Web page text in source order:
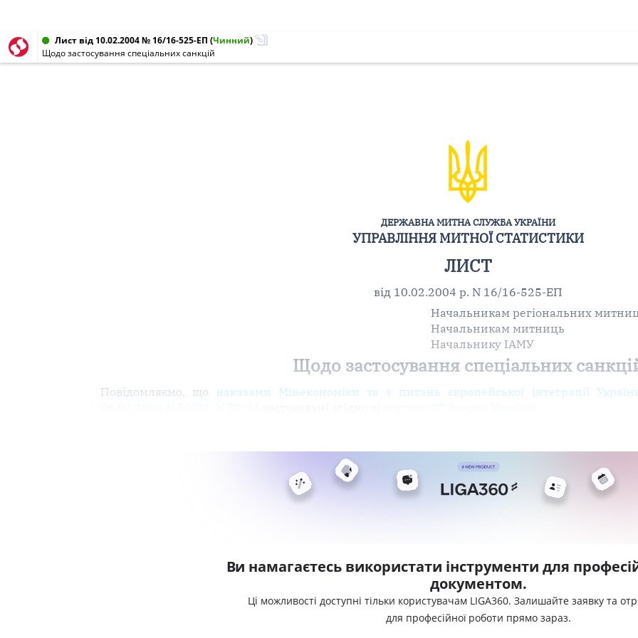
Лист від 10.02.2004 № 16/16-525-ЕП (Чинний)
Щодо застосування спеціальних санкцій
ДЕРЖАВНА МИТНА СЛУЖБА УКРАЇНИ
УПРАВЛІННЯ МИТНОЇ СТАТИСТИКИ
ЛИСТ
від 10.02.2004 р. N 16/16-525-ЕП
Начальникам регіональних
Начальникам митниць
Начальнику ІАМУ
Щодо застосування спеціальних
Повідомляємо, що наказами Мінекономіки та з питань європейської інтеграції
Ви намагаєтесь використати інструменти для
документом.
Ці можливості доступні тільки користувачам LIGA360. Залишайте заявку та
для професійної роботи прямо зараз.